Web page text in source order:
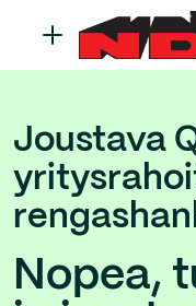
Joustava
Nopea,